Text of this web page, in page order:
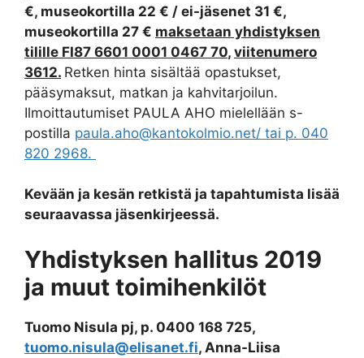
€, museokortilla 22 € / ei-jäsenet 31 €,
museokortilla 27 € maksetaan yhdistyksen
tilille FI87 6601 0001 0467 70, viitenumero
3612. Retken hinta sisältää opastukset,
pääsymaksut, matkan ja kahvitarjoilun.
Ilmoittautumiset PAULA AHO mielellään s-
postilla paula.aho@kantokolmio.net/ tai p. 040
820 2968.
Kevään ja kesän retkistä ja tapahtumista lisää
seuraavassa jäsenkirjeessä.
Yhdistyksen hallitus 2019
ja muut toimihenkilöt
Tuomo Nisula pj, p. 0400 168 725,
tuomo.nisula@elisanet.fi, Anna-Liisa